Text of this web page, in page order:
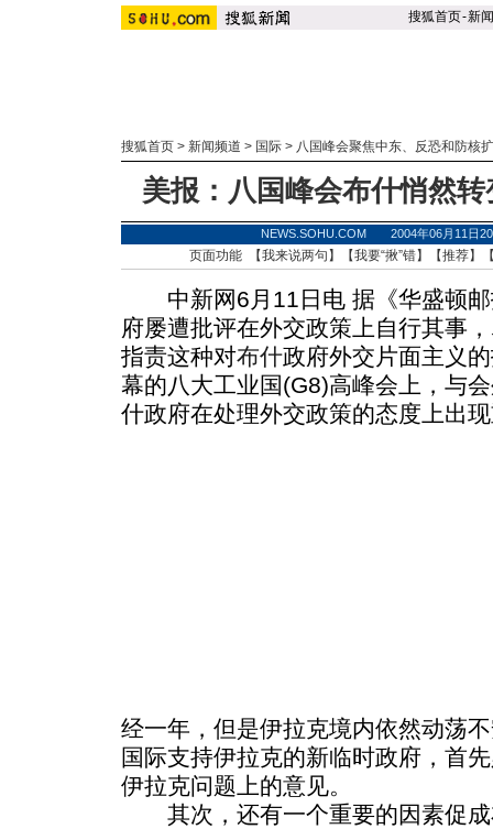
搜狐首页-新闻
搜狐首页 > 新闻频道 > 国际 > 八国峰会聚焦中东、反恐和防核
美报：八国峰会布什悄然
NEWS.SOHU.COM 2004年06月11日
页面功能 【我来说两句 】【我要“揪”错】【推荐】
中新网6月11日电 据《华盛顿邮
府屡遭批评在外交政策上自行其事
指责这种对布什政府外交片面主义
幕的八大工业国(G8)高峰会上，与
什政府在处理外交政策的态度上出
经一年，但是伊拉克境内依然动荡
国际支持伊拉克的新临时政府，首
伊拉克问题上的意见。
其次，还有一个重要的因素促成